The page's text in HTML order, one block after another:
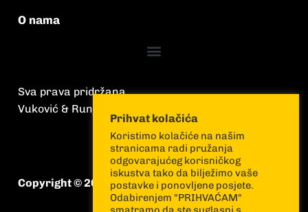
O nama
Sva prava pridržana
Vuković & Runjić
Copyright © 2026 Vuković & Runjić
Prihvat kolačića
Koristimo kolačiće na našim
stranicama radi pružanja
odgovarajućeg korisničkog
iskustva tako da bilježimo vaše
postavke i ponovljene posjete.
Odabirenjem "PRIHVAĆAM"